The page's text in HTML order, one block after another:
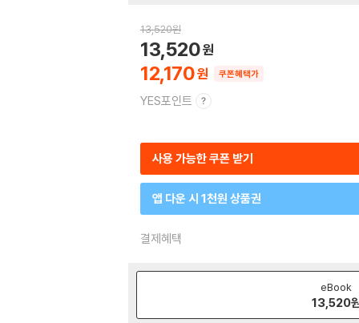
13,520원
12,170
13,520
쿠폰혜택가
YES포인트
사용 가능한 쿠폰 받기
앱 다운 시 1천원 상품권
결제혜택
eBook
13,520